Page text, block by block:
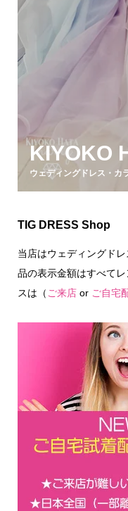
KIYOKO
ウェディングドレス・カ
TIG DRESS Shop
当店はウェディングド
品の表示金額はすべて
スは（ ご来店or ご自宅